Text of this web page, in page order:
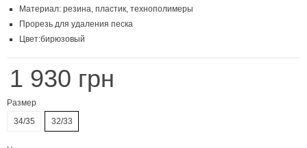
Материал: резина, пластик, технополимеры
Прорезь для удаления песка
Цвет:бирюзовый
1 930 грн
Размер
34/35
32/33